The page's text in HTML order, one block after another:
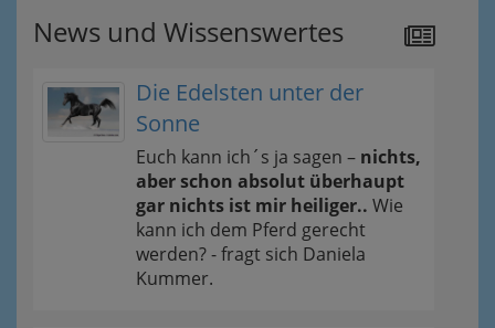
News und Wissenswertes
Die Edelsten unter der
Sonne
Euch kann ich´s ja sagen – nichts,
aber schon absolut überhaupt
gar nichts ist mir heiliger.. Wie
kann ich dem Pferd gerecht
werden? - fragt sich Daniela
Kummer.